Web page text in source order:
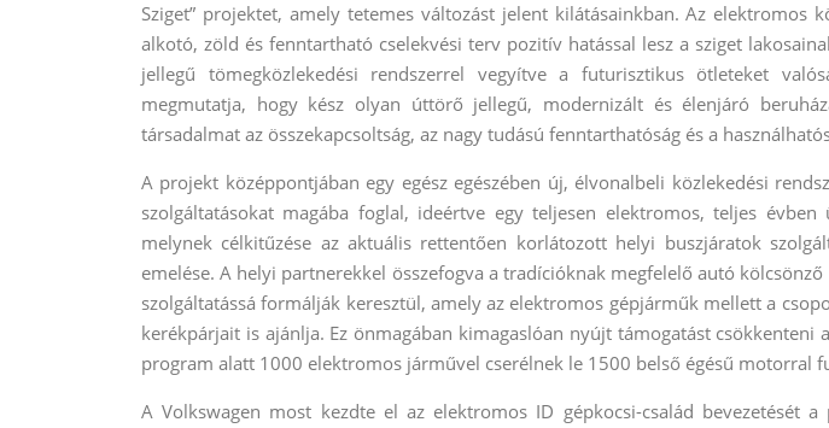
Sziget” projektet, amely tetemes változást jelent kilátásainkban. Az elektromos
alkotó, zöld és fenntartható cselekvési terv pozitív hatással lesz a sziget
jellegű tömegközlekedési rendszerrel vegyítve a futurisztikus ötleteket
megmutatja, hogy kész olyan úttörő jellegű, modernizált és élenjáró
társadalmat az összekapcsoltság, az nagy tudású fenntarthatóság és a
A projekt középpontjában egy egész egészében új, élvonalbeli közlekedési
szolgáltatásokat magába foglal, ideértve egy teljesen elektromos, teljes évben
melynek célkitűzése az aktuális rettentően korlátozott helyi buszjáratok
emelése. A helyi partnerekkel összefogva a tradícióknak megfelelő autó
szolgáltatássá formálják keresztül, amely az elektromos gépjárműk mellett a
kerékpárjait is ajánlja. Ez önmagában kimagaslóan nyújt támogatást csökkenteni
program alatt 1000 elektromos járművel cserélnek le 1500 belső égésű motorral
A Volkswagen most kezdte el az elektromos ID gépkocsi-család bevezetését